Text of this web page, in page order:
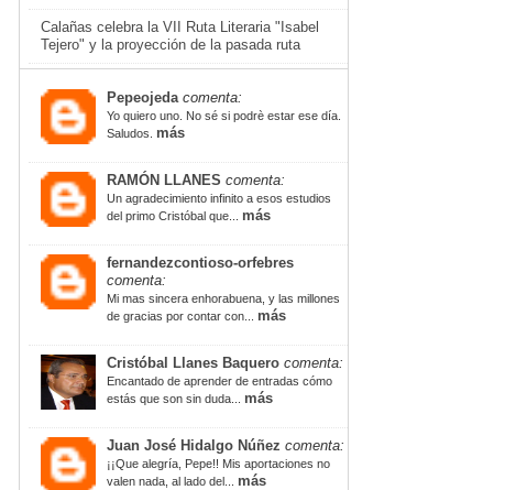
Calañas celebra la VII Ruta Literaria "Isabel
Tejero" y la proyección de la pasada ruta
Pepeojeda comenta:
Yo quiero uno. No sé si podrè estar ese día.
Saludos. más
RAMÓN LLANES comenta:
Un agradecimiento infinito a esos estudios
del primo Cristóbal que... más
fernandezcontioso-orfebres
comenta:
Mi mas sincera enhorabuena, y las millones
de gracias por contar con... más
Cristóbal Llanes Baquero comenta:
Encantado de aprender de entradas cómo
estás que son sin duda... más
Juan José Hidalgo Núñez comenta:
¡¡Que alegría, Pepe!! Mis aportaciones no
valen nada, al lado del... más